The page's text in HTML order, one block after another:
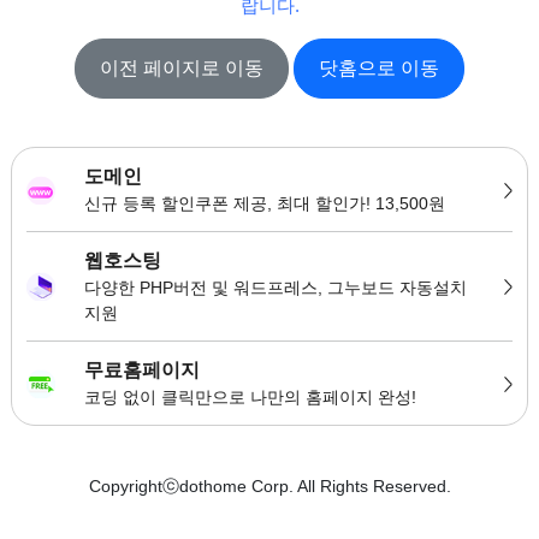
랍니다.
이전 페이지로 이동 닷홈으로 이동
도메인
신규 등록 할인쿠폰 제공, 최대 할인가! 13,500원
웹호스팅
다양한 PHP버전 및 워드프레스, 그누보드 자동설치
지원
무료홈페이지
코딩 없이 클릭만으로 나만의 홈페이지 완성!
Copyrightⓒdothome Corp. All Rights Reserved.